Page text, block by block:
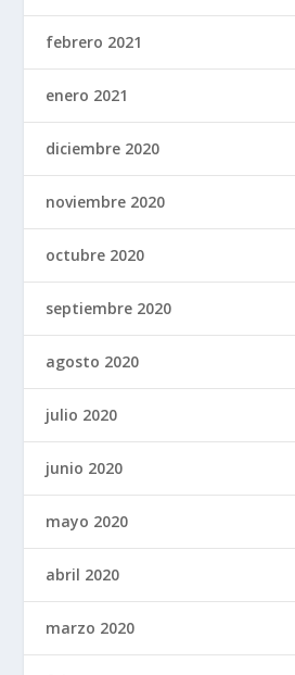
febrero 2021
enero 2021
diciembre 2020
noviembre 2020
octubre 2020
septiembre 2020
agosto 2020
julio 2020
junio 2020
mayo 2020
abril 2020
marzo 2020